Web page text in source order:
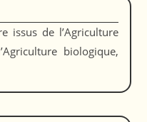
issus de l’Agriculture
biologique,